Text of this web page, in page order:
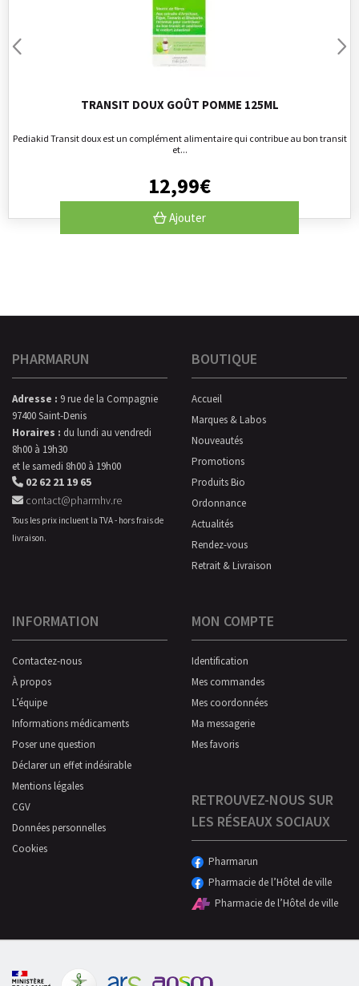
TRANSIT DOUX GOÛT POMME 125ML
Pediakid Transit doux est un complément alimentaire qui contribue au bon transit
et...
12,99€
Ajouter
PHARMARUN
Adresse : 9 rue de la Compagnie
97400 Saint-Denis
Horaires : du lundi au vendredi
8h00 à 19h30
et le samedi 8h00 à 19h00
02 62 21 19 65
contact@pharmhv.re
Tous les prix incluent la TVA - hors frais de
livraison.
BOUTIQUE
Accueil
Marques & Labos
Nouveautés
Promotions
Produits Bio
Ordonnance
Actualités
Rendez-vous
Retrait & Livraison
INFORMATION
Contactez-nous
À propos
L’équipe
Informations médicaments
Poser une question
Déclarer un effet indésirable
Mentions légales
CGV
Données personnelles
Cookies
MON COMPTE
Identification
Mes commandes
Mes coordonnées
Ma messagerie
Mes favoris
RETROUVEZ-NOUS SUR
LES RÉSEAUX SOCIAUX
Pharmarun
Pharmacie de l’Hôtel de ville
Pharmacie de l’Hôtel de ville